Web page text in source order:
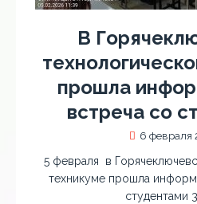
В
прошла
встреча со
6 февраля
5 февраля в
техникуме прошла
студентами